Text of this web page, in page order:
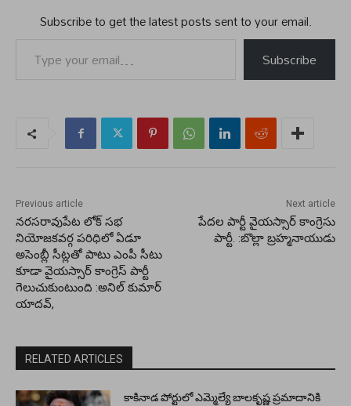
Subscribe to get the latest posts sent to your email.
Subscribe
Previous article
నరసరావుపేట లోక్ సభ
నియోజకవర్గ పరిధిలో ఏడూ
అసెంబ్లీ సీట్లతో పాటు ఎంపీ సీటు
కూడా వైయస్సార్ కాంగ్రెస్ పార్టీ
గెలుచుకుంటుంది :అనిల్ కుమార్
యాదవ్,
Next article
పేదల పార్టీ వైయస్సార్ కాంగ్రెసు
పార్టీ. :బొల్లా బ్రహ్మనాయుడు
RELATED ARTICLES
కాకినాడ పోర్టులో ఎమ్మెల్యే బాలకృష్ణ ప్రమాదానికి